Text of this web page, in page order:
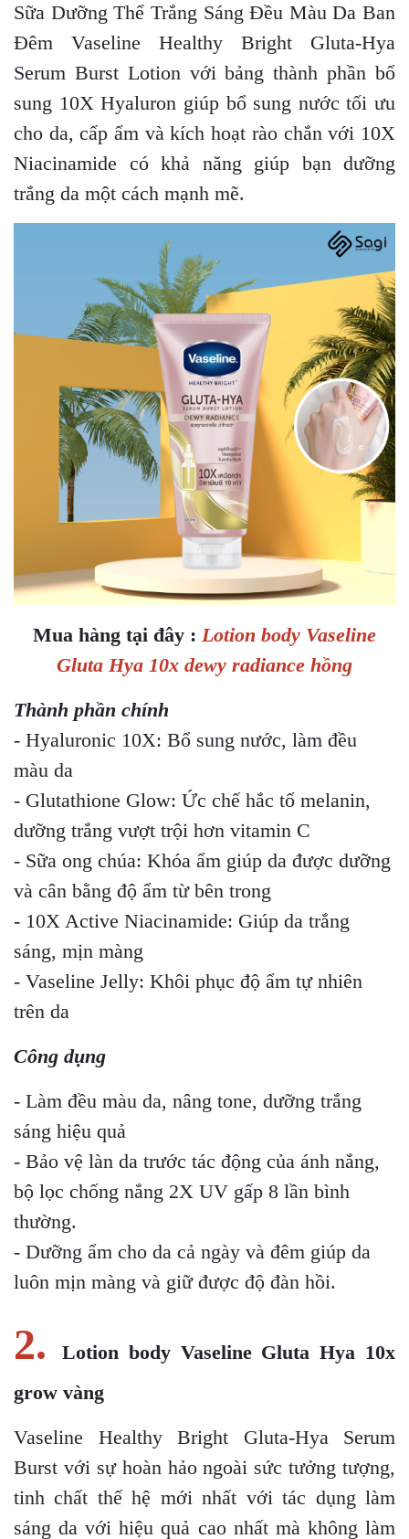
Sữa Dưỡng Thể Trắng Sáng Đều Màu Da Ban
Đêm Vaseline Healthy Bright Gluta-Hya
Serum Burst Lotion với bảng thành phần bổ
sung 10X Hyaluron giúp bổ sung nước tối ưu
cho da, cấp ẩm và kích hoạt rào chắn với 10X
Niacinamide có khả năng giúp bạn dưỡng
trắng da một cách mạnh mẽ.
Mua hàng tại đây : Lotion body Vaseline
Gluta Hya 10x dewy radiance hồng
Thành phần chính
- Hyaluronic 10X: Bổ sung nước, làm đều
màu da
- Glutathione Glow: Ức chế hắc tố melanin,
dưỡng trắng vượt trội hơn vitamin C
- Sữa ong chúa: Khóa ẩm giúp da được dưỡng
và cân bằng độ ẩm từ bên trong
- 10X Active Niacinamide: Giúp da trắng
sáng, mịn màng
- Vaseline Jelly: Khôi phục độ ẩm tự nhiên
trên da
Công dụng
- Làm đều màu da, nâng tone, dưỡng trắng
sáng hiệu quả
- Bảo vệ làn da trước tác động của ánh nắng,
bộ lọc chống nắng 2X UV gấp 8 lần bình
thường.
- Dưỡng ẩm cho da cả ngày và đêm giúp da
luôn mịn màng và giữ được độ đàn hồi.
2.
Lotion body Vaseline Gluta Hya 10x
grow vàng
Vaseline Healthy Bright Gluta-Hya Serum
Burst với sự hoàn hảo ngoài sức tưởng tượng,
tinh chất thế hệ mới nhất với tác dụng làm
sáng da với hiệu quả cao nhất mà không làm